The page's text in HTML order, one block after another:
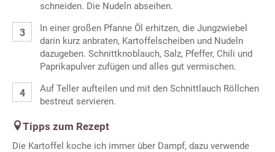
schneiden. Die Nudeln abseihen.
In einer großen Pfanne Öl erhitzen, die Jungzwiebel
darin kurz anbraten, Kartoffelscheiben und Nudeln
dazugeben. Schnittknoblauch, Salz, Pfeffer, Chili und
Paprikapulver zufügen und alles gut vermischen.
Auf Teller aufteilen und mit den Schnittlauch Röllchen
bestreut servieren.
Tipps zum Rezept
Die Kartoffel koche ich immer über Dampf, dazu verwende